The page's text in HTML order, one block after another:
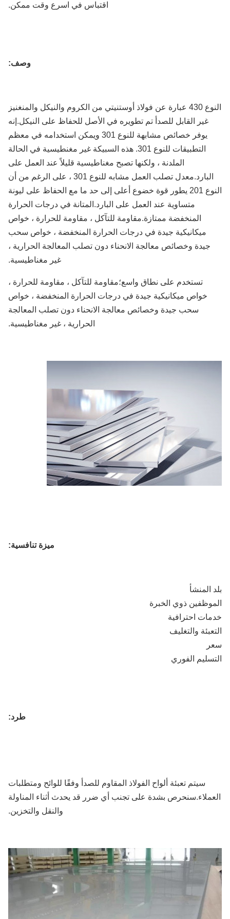
اقتباس في اسرع وقت ممكن.
وصف:
النوع 430 عبارة عن فولاذ أوستنيتي من الكروم والنيكل والمنغنيز
غير القابل للصدأ تم تطويره في الأصل للحفاظ على النيكل.إنه
يوفر خصائص مشابهة للنوع 301 ويمكن استخدامه في معظم
التطبيقات للنوع 301. هذه السبيكة غير مغنطيسية في الحالة
الملدنة ، ولكنها تصبح مغناطيسية قليلاً عند العمل على
البارد.معدل تصلب العمل مشابه للنوع 301 ، على الرغم من أن
النوع 201 يطور قوة خضوع أعلى إلى حد ما مع الحفاظ على ليونة
متساوية عند العمل على البارد.المتانة في درجات الحرارة
المنخفضة ممتازة.مقاومة للتآكل ، مقاومة للحرارة ، خواص
ميكانيكية جيدة في درجات الحرارة المنخفضة ، خواص سحب
جيدة وخصائص معالجة الانحناء دون تصلب المعالجة الحرارية ،
غير مغناطيسية.
تستخدم على نطاق واسع؛مقاومة للتآكل ، مقاومة للحرارة ،
خواص ميكانيكية جيدة في درجات الحرارة المنخفضة ، خواص
سحب جيدة وخصائص معالجة الانحناء دون تصلب المعالجة
الحرارية ، غير مغناطيسية.
ميزة تنافسية:
المنشأ
ذوي الخبرة
احترافية
والتغليف
الفوري
طرد:
سيتم تعبئة ألواح الفولاذ المقاوم للصدأ وفقًا للوائح ومتطلبات
بشدة على تجنب أي ضرر قد يحدث أثناء المناولة
والنقل والتخزين.